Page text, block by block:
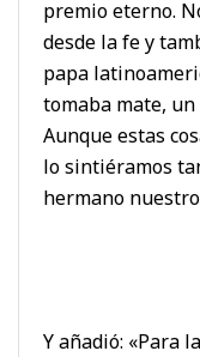
premio eterno.
desde la fe y
papa
tomaba mate,
Aunque estas
lo sintiéramos
hermano
Y añadió: «Para